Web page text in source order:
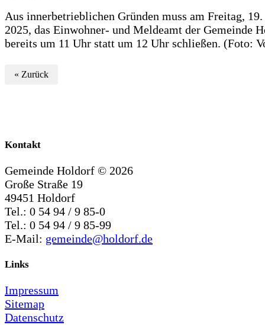
Aus innerbetrieblichen Gründen muss am Freitag, 19.
2025, das Einwohner- und Meldeamt der Gemeinde
bereits um 11 Uhr statt um 12 Uhr schließen. (Foto:
« Zurück
Kontakt
Gemeinde Holdorf © 2026
Große Straße 19
49451 Holdorf
Tel.: 0 54 94 / 9 85-0
Tel.: 0 54 94 / 9 85-99
E-Mail: gemeinde@holdorf.de
Links
Impressum
Sitemap
Datenschutz